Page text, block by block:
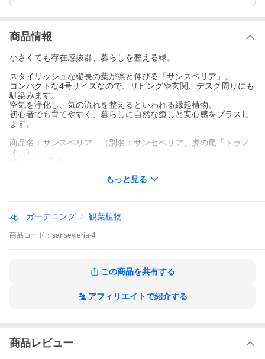
商品情報
小さくても存在感抜群、暮らしを整える緑。
スタイリッシュな縦長の葉が凛と伸びる「サンスベリア」。
コンパクトな4号サイズなので、リビングや玄関、デスク周りにも
馴染みます。
空気を浄化し、気の流れを整えるといわれる縁起植物。
初心者でも育てやすく、暮らしに自然な癒しと安心感をプラスし
ます。
商品名：サンスベリア （別名：サンセベリア、虎の尾「トラノ
オ」）
根から葉の高さ：40cm前後
付属品：サンスベリアの育て方ガイド（A5両面1枚）
る葉っぱが特徴の屋内観葉植物です。
おしゃれで個性的な雰囲気が人気の理由です。
開店祝いや、結婚祝いで「長く続く」という意味を込めてプレゼ
もっと見る
花、ガーデニング 観葉植物
商品 コード： sansevieria-4
この商品を共有する
アフィリエイトで紹介する
商品レビュー